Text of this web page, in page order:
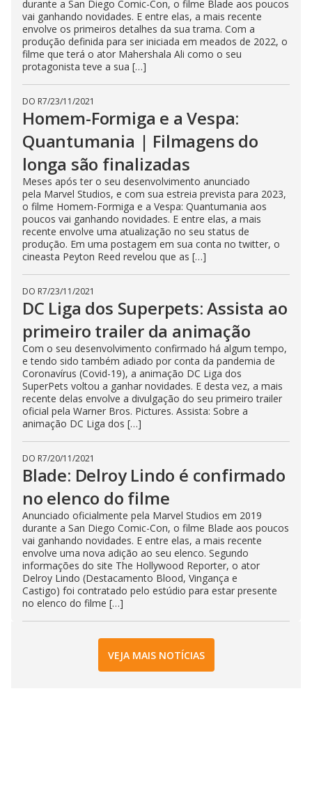
durante a San Diego Comic-Con, o filme Blade aos poucos
vai ganhando novidades. E entre elas, a mais recente
envolve os primeiros detalhes da sua trama. Com a
produção definida para ser iniciada em meados de 2022, o
filme que terá o ator Mahershala Ali como o seu
protagonista teve a sua […]
DO R7/23/11/2021
Homem-Formiga e a Vespa:
Quantumania | Filmagens do
longa são finalizadas
Meses após ter o seu desenvolvimento anunciado
pela Marvel Studios, e com sua estreia prevista para 2023,
o filme Homem-Formiga e a Vespa: Quantumania aos
poucos vai ganhando novidades. E entre elas, a mais
recente envolve uma atualização no seu status de
produção. Em uma postagem em sua conta no twitter, o
cineasta Peyton Reed revelou que as […]
DO R7/23/11/2021
DC Liga dos Superpets: Assista ao
primeiro trailer da animação
Com o seu desenvolvimento confirmado há algum tempo,
e tendo sido também adiado por conta da pandemia de
Coronavírus (Covid-19), a animação DC Liga dos
SuperPets voltou a ganhar novidades. E desta vez, a mais
recente delas envolve a divulgação do seu primeiro trailer
oficial pela Warner Bros. Pictures. Assista: Sobre a
animação DC Liga dos […]
DO R7/20/11/2021
Blade: Delroy Lindo é confirmado
no elenco do filme
Anunciado oficialmente pela Marvel Studios em 2019
durante a San Diego Comic-Con, o filme Blade aos poucos
vai ganhando novidades. E entre elas, a mais recente
envolve uma nova adição ao seu elenco. Segundo
informações do site The Hollywood Reporter, o ator
Delroy Lindo (Destacamento Blood, Vingança e
Castigo) foi contratado pelo estúdio para estar presente
no elenco do filme […]
VEJA MAIS NOTÍCIAS